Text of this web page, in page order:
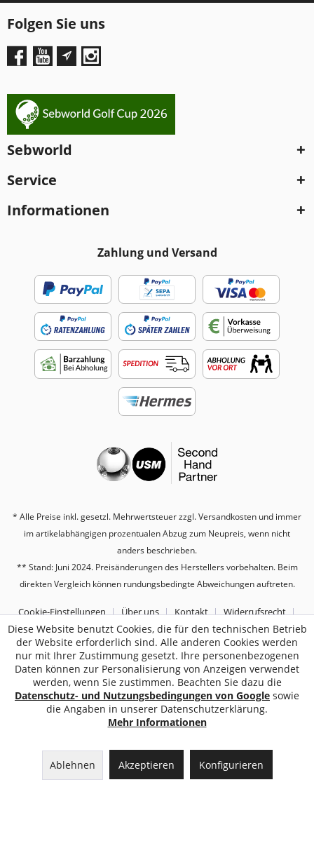
Folgen Sie uns
Sebworld
Service
Informationen
Zahlung und Versand
* Alle Preise inkl. gesetzl. Mehrwertsteuer zzgl.Versandkosten und immer
im artikelabhängigen prozentualen Abzug zum Neupreis, wenn nicht
anders beschrieben.
** Stand: Juni 2024. Preisänderungen des Herstellers vorbehalten. Beim
direkten Vergleich können rundungsbedingte Abweichungen auftreten.
Cookie-Einstellungen Über uns Kontakt
Widerrufsrecht
Datenschutz
AGB Impressum
Sebworld
2187Bewertungen auf ProvenExpert.com
Diese Website benutzt Cookies, die für den technischen Betrieb
der Website erforderlich sind. Alle anderen Cookies werden
nur mit Ihrer Zustimmung gesetzt. Ihre personenbezogenen
Daten können zur Personalisierung von Anzeigen verwendet
werden, wenn Sie zustimmen. Beachten Sie dazu die
Datenschutz- und Nutzungsbedingungen von Google sowie
die Angaben in unserer Datenschutzerklärung.
Mehr Informationen
Ablehnen Akzeptieren Konfigurieren